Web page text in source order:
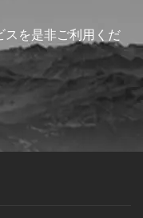
スを是非ご利用くだ